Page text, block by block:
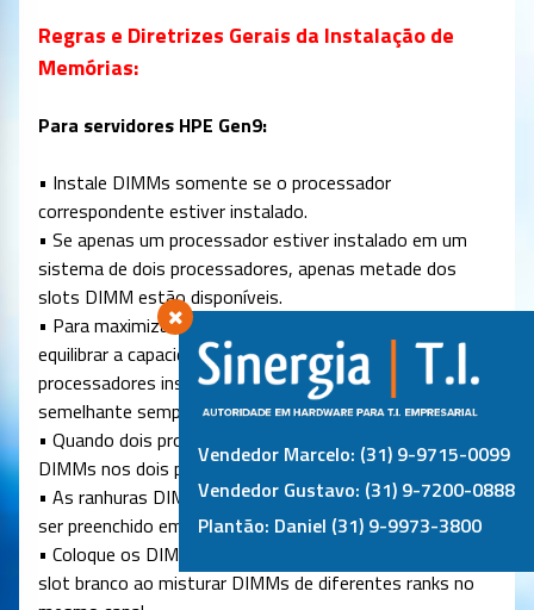
Regras e Diretrizes Gerais da Instalação de
Memórias:
Para servidores HPE Gen9:
• Instale DIMMs somente se o processador
correspondente estiver instalado.
• Se apenas um processador estiver instalado em um
sistema de dois processadores, apenas metade dos
slots DIMM estão disponíveis.
• Para maximizar o desempenho, recomenda-se
equilibrar a capacidade de memória total entre todos os
processadores instalados e carregar os canais de forma
semelhante sempre que possível.
• Quando dois processadores estão instalados, divida os
DIMMs nos dois processadores.
• As ranhuras DIMM brancas indicam o primeiro slot a
ser preenchido em um canal.
• Coloque os DIMMs com o maior número de ranks no
slot branco ao misturar DIMMs de diferentes ranks no
Vendedor Marcelo: (31) 9-9715-0099
Vendedor Gustavo: (31) 9-7200-0888
Plantão: Daniel (31) 9-9973-3800